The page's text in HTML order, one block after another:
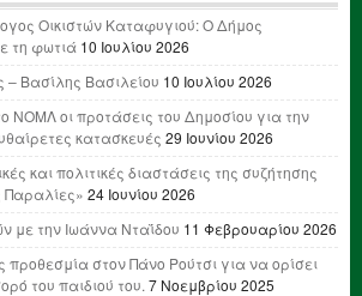
Οικιστών Καταφυγιού: Ο Δήμος
τη φωτιά 10 Ιουλίου 2026
– Βασίλης Βασιλείου 10 Ιουλίου 2026
ΝΟΜΛ οι προτάσεις του Δημοσίου για την
κατασκευές 29 Ιουνίου 2026
και πολιτικές διαστάσεις της συζήτησης
Παραλίες» 24 Ιουνίου 2026
με την Ιωάννα Νταΐδου 11 Φεβρουαρίου 2026
στον Πάνο Ρούτσι για να ορίσει
του παιδιού του. 7 Νοεμβρίου 2025